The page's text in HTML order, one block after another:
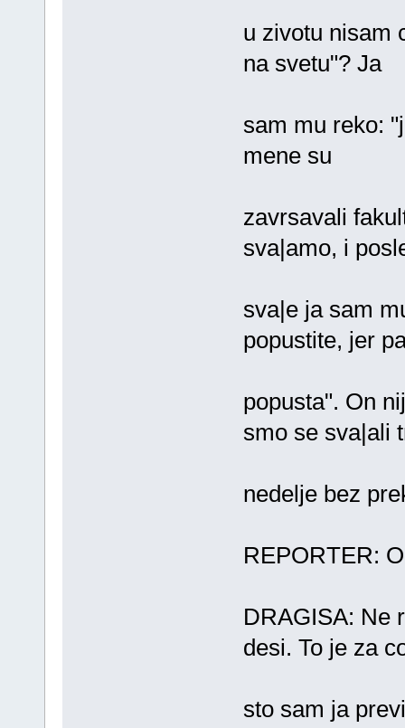
u zivotu nisam
na svetu"? Ja
sam mu reko:
mene su
zavrsavali
sva|amo, i
sva|e ja sam
popustite, jer
popusta". On
smo se sva|ali
nedelje bez
REPORTER:
DRAGISA: Ne
desi. To je za
sto sam ja